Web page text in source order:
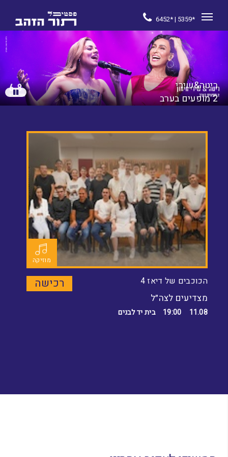
6452* | 5359*
ריטה&שירי
2 מופעים בערב
מוזיקה
רכישה הכוכבים של דיאז 4
מצדיעים לצה״ל
11.08
19:00 בית יד לבנים